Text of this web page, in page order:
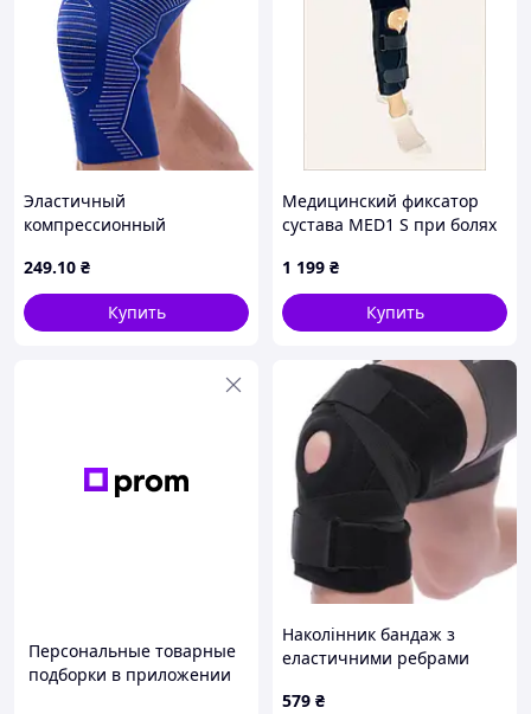
Эластичный
компрессионный
7028 синий для
тренировок S-M
249.10 ₴
Купить
Медицинский фиксатор
сустава MED1 S при болях
1 199 ₴
Купить
Персональные товарные
подборки в приложении
Наколінник бандаж з
еластичними ребрами
579 ₴